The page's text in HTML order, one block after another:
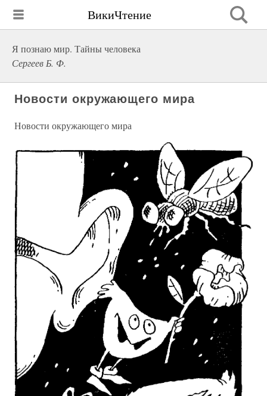
ВикиЧтение
Я познаю мир. Тайны человека
Сергеев Б. Ф.
Новости окружающего мира
Новости окружающего мира